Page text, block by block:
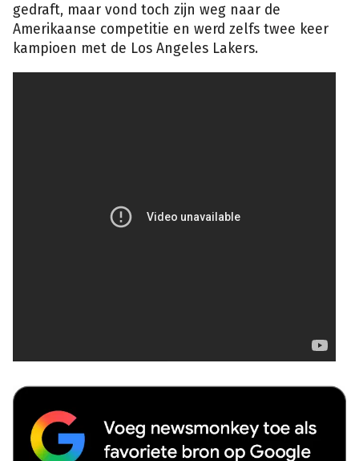
gedraft, maar vond toch zijn weg naar de
Amerikaanse competitie en werd zelfs twee keer
kampioen met de Los Angeles Lakers.